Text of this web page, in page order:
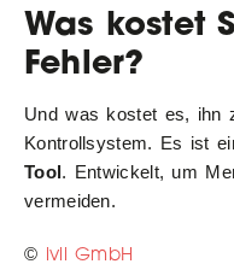
Was kostet
Fehler?
Und was kostet es, ihn
Kontrollsystem. Es ist
Tool. Entwickelt, um
vermeiden.
© ivii GmbH